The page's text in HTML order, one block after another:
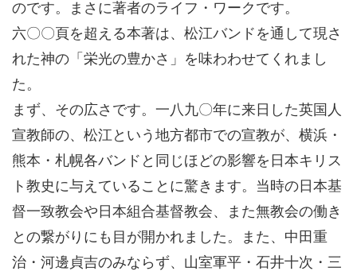
のです。まさに著者のライフ・ワークです。
六〇〇頁を超える本著は、松江バンドを通して現さ
れた神の「栄光の豊かさ」を味わわせてくれまし
た。
まず、その広さです。一八九〇年に来日した英国人
宣教師の、松江という地方都市での宣教が、横浜・
熊本・札幌各バンドと同じほどの影響を日本キリス
ト教史に与えていることに驚きます。当時の日本基
督一致教会や日本組合基督教会、また無教会の働き
との繋がりにも目が開かれました。また、中田重
治・河邊貞吉のみならず、山室軍平・石井十次・三